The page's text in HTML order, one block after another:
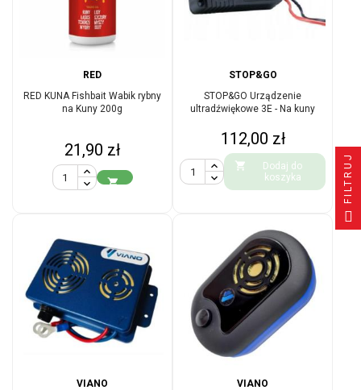
RED
RED KUNA Fishbait Wabik rybny
na Kuny 200g
Cena
21,90 zł

STOP&GO
STOP&GO Urządzenie
ultradźwiękowe 3E - Na kuny
Cena
112,00 zł

Dodaj do
koszyka
VIANO
VIANO
FILTRUJ